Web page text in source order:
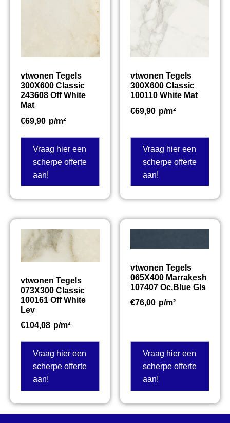
vtwonen Tegels
300X600 Classic
243608 Off White
Mat
€69,90 p/m²
Vraag hier een
scherpe offerte
aan!
vtwonen Tegels
300X600 Classic
100110 White Mat
€69,90 p/m²
Vraag hier een
scherpe offerte
aan!
vtwonen Tegels
073X300 Classic
100161 Off White
Lev
€104,08 p/m²
Vraag hier een
scherpe offerte
aan!
vtwonen Tegels
065X400 Marrakesh
107407 Oc.Blue Gls
€76,00 p/m²
Vraag hier een
scherpe offerte
aan!